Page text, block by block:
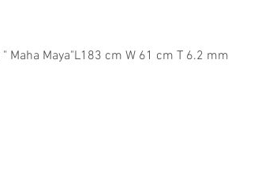
Snel overzicht
" Maha Maya"L183 cm W 61 cm T 6.2 mm